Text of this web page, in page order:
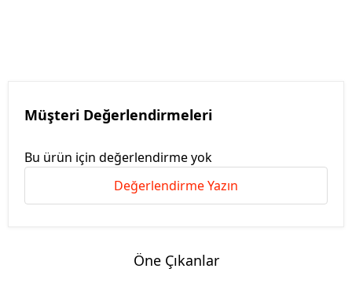
Müşteri Değerlendirmeleri
Bu ürün için değerlendirme yok
Değerlendirme Yazın
Öne Çıkanlar